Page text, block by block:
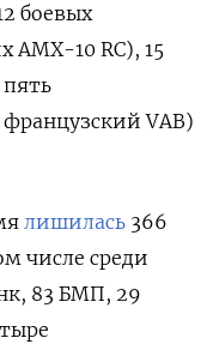
боевых
10 RC), 15
VAB)
лишилась 366
числе среди
83 БМП, 29